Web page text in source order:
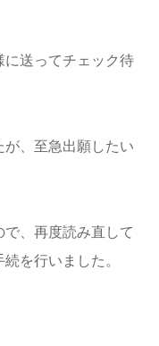
送ってチェック待
、至急出願したい
、再度読み直して
を行いました。